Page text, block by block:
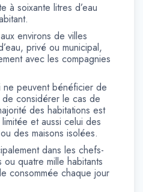
à soixante litres d’eau
environs de villes
privé ou municipal,
avec les compagnies
ne peuvent bénéficier de
considérer le cas de
des habitations est
et aussi celui des
des maisons isolées.
dans les chefs-
quatre mille habitants
consommée chaque jour